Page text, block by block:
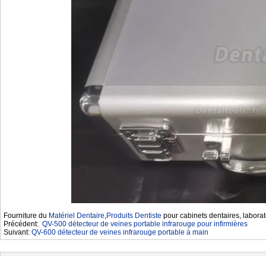
Fourniture du Matériel Dentaire,Produits Dentiste pour cabinets dentaires,
Précédent: QV-500 détecteur de veines portable infrarouge pour infirmières
Suivant: QV-600 détecteur de veines infrarouge portable à main